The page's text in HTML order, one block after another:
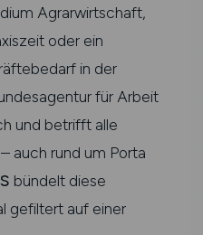
Agrarwirtschaft,
oder ein
in der
für Arbeit
und betrifft alle
auch rund um Porta
bündelt diese
gefiltert auf einer